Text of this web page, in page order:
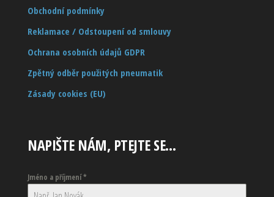
Obchodní podmínky
Reklamace / Odstoupení od smlouvy
Ochrana osobních údajů GDPR
Zpětný odběr použitých pneumatik
Zásady cookies (EU)
NAPIŠTE NÁM, PTEJTE SE…
Jméno a příjmení*